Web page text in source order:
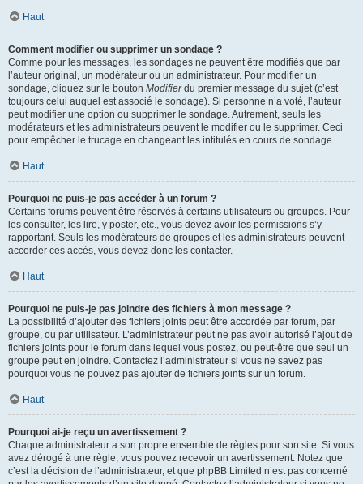
Haut
Comment modifier ou supprimer un sondage ?
Comme pour les messages, les sondages ne peuvent être modifiés que par
l’auteur original, un modérateur ou un administrateur. Pour modifier un
sondage, cliquez sur le bouton Modifierdu premier message du sujet (c’est
toujours celui auquel est associé le sondage). Si personne n’a voté, l’auteur
peut modifier une option ou supprimer le sondage. Autrement, seuls les
modérateurs et les administrateurs peuvent le modifier ou le supprimer. Ceci
pour empêcher le trucage en changeant les intitulés en cours de sondage.
Haut
Pourquoi ne puis-je pas accéder à un forum ?
Certains forums peuvent être réservés à certains utilisateurs ou groupes. Pour
les consulter, les lire, y poster, etc., vous devez avoir les permissions s’y
rapportant. Seuls les modérateurs de groupes et les administrateurs peuvent
accorder ces accès, vous devez donc les contacter.
Haut
Pourquoi ne puis-je pas joindre des fichiers à mon message ?
La possibilité d’ajouter des fichiers joints peut être accordée par forum, par
groupe, ou par utilisateur. L’administrateur peut ne pas avoir autorisé l’ajout de
fichiers joints pour le forum dans lequel vous postez, ou peut-être que seul un
groupe peut en joindre. Contactez l’administrateur si vous ne savez pas
pourquoi vous ne pouvez pas ajouter de fichiers joints sur un forum.
Haut
Pourquoi ai-je reçu un avertissement ?
Chaque administrateur a son propre ensemble de règles pour son site. Si vous
avez dérogé à une règle, vous pouvez recevoir un avertissement. Notez que
c’est la décision de l’administrateur, et que phpBB Limited n’est pas concerné